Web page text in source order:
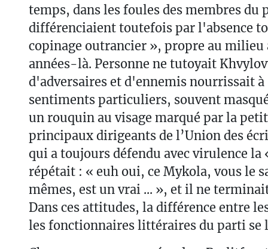
temps, dans les foules des membres du
différenciaient toutefois par l'absence
copinage outrancier », propre au milieu
années-là. Personne ne tutoyait
d'adversaires et d'ennemis nourrissait à
sentiments particuliers, souvent
un rouquin au visage marqué par la
principaux dirigeants de l’Union des
qui a toujours défendu avec virulence
répétait : « euh oui, ce Mykola, vous le
mêmes, est un vrai ... », et il ne
Dans ces attitudes, la différence entre
les fonctionnaires littéraires du parti se